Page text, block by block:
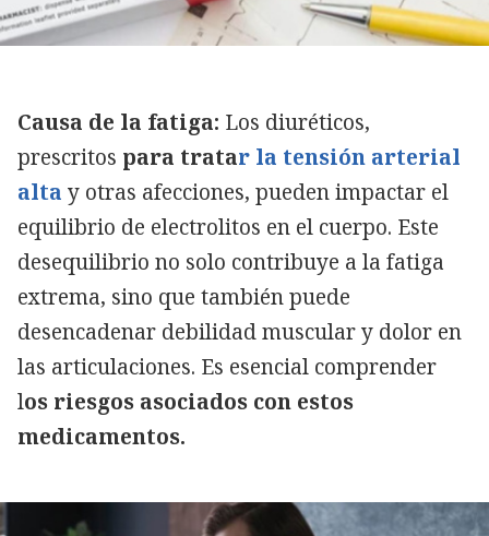
Causa de la fatiga: Los diuréticos,
prescritos para tratar la tensión arterial
alta y otras afecciones, pueden impactar el
equilibrio de electrolitos en el cuerpo. Este
desequilibrio no solo contribuye a la fatiga
extrema, sino que también puede
desencadenar debilidad muscular y dolor en
las articulaciones. Es esencial comprender
los riesgos asociados con estos
medicamentos.